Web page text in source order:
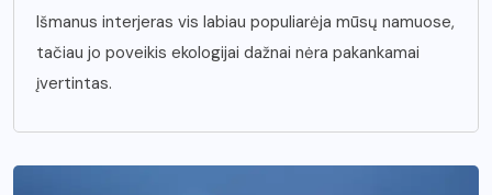
Išmanus interjeras vis labiau populiarėja mūsų namuose,
tačiau jo poveikis ekologijai dažnai nėra pakankamai
įvertintas.